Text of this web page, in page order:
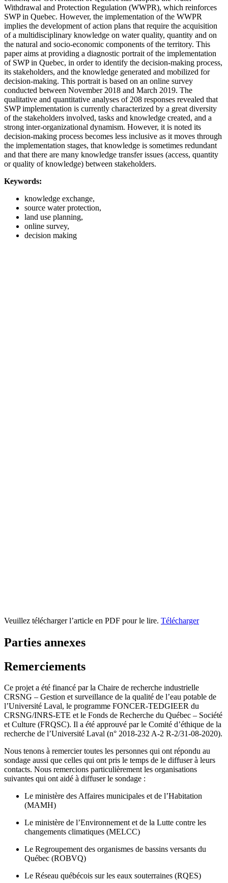
Withdrawal and Protection Regulation (WWPR), which reinforces
SWP in Quebec. However, the implementation of the WWPR
implies the development of action plans that require the acquisition
of a multidisciplinary knowledge on water quality, quantity and on
the natural and socio-economic components of the territory. This
paper aims at providing a diagnostic portrait of the implementation
of SWP in Quebec, in order to identify the decision-making process,
its stakeholders, and the knowledge generated and mobilized for
decision-making. This portrait is based on an online survey
conducted between November 2018 and March 2019. The
qualitative and quantitative analyses of 208 responses revealed that
SWP implementation is currently characterized by a great diversity
of the stakeholders involved, tasks and knowledge created, and a
strong inter-organizational dynamism. However, it is noted its
decision-making process becomes less inclusive as it moves through
the implementation stages, that knowledge is sometimes redundant
and that there are many knowledge transfer issues (access, quantity
or quality of knowledge) between stakeholders.
Keywords:
knowledge exchange,
source water protection,
land use planning,
online survey,
decision making
Veuillez télécharger l’article en PDF pour le lire. Télécharger
Parties annexes
Remerciements
Ce projet a été financé par la Chaire de recherche industrielle
CRSNG – Gestion et surveillance de la qualité de l’eau potable de
l’Université Laval, le programme FONCER-TEDGIEER du
CRSNG/INRS-ETE et le Fonds de Recherche du Québec – Société
et Culture (FRQSC). Il a été approuvé par le Comité d’éthique de la
recherche de l’Université Laval (n° 2018-232 A-2 R-2/31-08-2020).
Nous tenons à remercier toutes les personnes qui ont répondu au
sondage aussi que celles qui ont pris le temps de le diffuser à leurs
contacts. Nous remercions particulièrement les organisations
suivantes qui ont aidé à diffuser le sondage :
Le ministère des Affaires municipales et de l’Habitation
(MAMH)
Le ministère de l’Environnement et de la Lutte contre les
changements climatiques (MELCC)
Le Regroupement des organismes de bassins versants du
Québec (ROBVQ)
Le Réseau québécois sur les eaux souterraines (RQES)